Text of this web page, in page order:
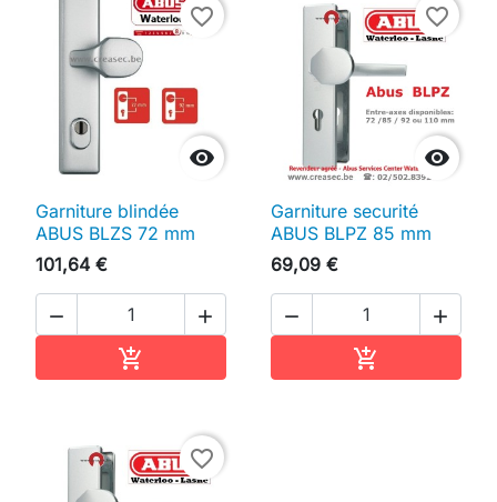

favorite_border
Garniture blindée
ABUS BLZS 72 mm
101,64 €
 


favorite_border
Garniture securité
ABUS BLPZ 85 mm
69,09 €
 

favorite_border